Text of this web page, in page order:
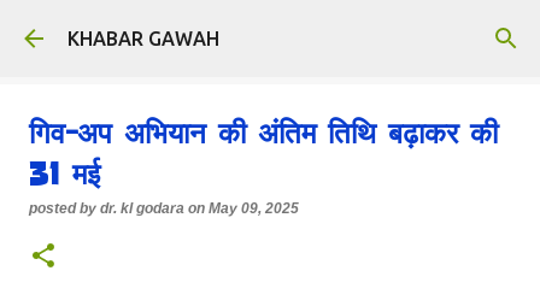
Skip to main content
KHABAR GAWAH
गिव-अप अभियान की अंतिम तिथि बढ़ाकर की
31 मई
posted by dr. kl godara on May 09, 2025